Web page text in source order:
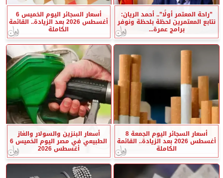
”راحة المعتمر أولًا”.. أحمد الريان:
نتابع المعتمرين لحظة بلحظة ونوفر
برامج عمرة...
أسعار السجائر اليوم الخميس 6
أغسطس 2026 بعد الزيادة.. القائمة
الكاملة
أسعار السجائر اليوم الجمعة 8
أغسطس 2026 بعد الزيادة.. القائمة
الكاملة
أسعار البنزين والسولار والغاز
الطبيعي في مصر اليوم الخميس 6
أغسطس 2026